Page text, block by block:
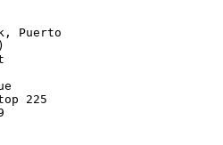
Puerto
225